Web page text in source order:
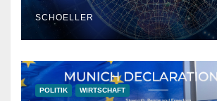
SCHOELLER
POLITIK WIRTSCHAFT